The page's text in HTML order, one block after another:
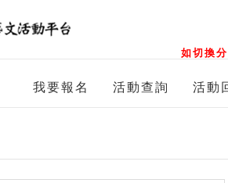
如切換
我要報名 活動查詢 活動